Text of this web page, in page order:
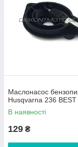
Маслонасос
Husqvarna 236 BEST
В наявності
129 ₴